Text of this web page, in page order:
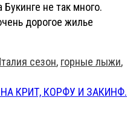
не так много.
дорогое жилье
сезон, горные лыжи,